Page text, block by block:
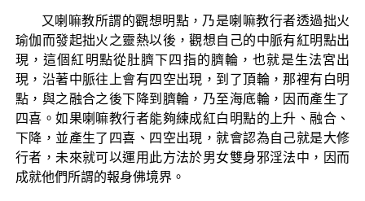
又喇嘛教所謂的觀想明點，乃是喇嘛教行者透過拙火
瑜伽而發起拙火之靈熱以後，觀想自己的中脈有紅明點出
現，這個紅明點從肚臍下四指的臍輪，也就是生法宮出
現，沿著中脈往上會有四空出現，到了頂輪，那裡有白明
點，與之融合之後下降到臍輪，乃至海底輪，因而產生了
四喜。如果喇嘛教行者能夠練成紅白明點的上升、融合、
下降，並產生了四喜、四空出現，就會認為自己就是大修
行者，未來就可以運用此方法於男女雙身邪淫法中，因而
成就他們所謂的報身佛境界。